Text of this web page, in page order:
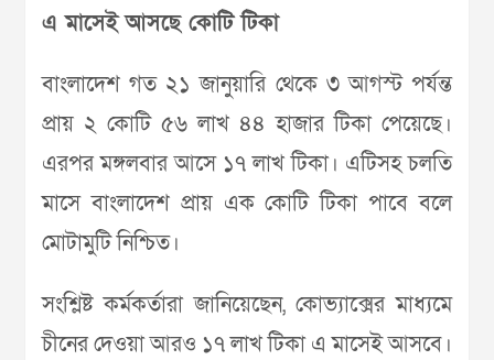
এ মাসেই আসছে কোটি টিকা
বাংলাদেশ গত ২১ জানুয়ারি থেকে ৩ আগস্ট পর্যন্ত
প্রায় ২ কোটি ৫৬ লাখ ৪৪ হাজার টিকা পেয়েছে।
এরপর মঙ্গলবার আসে ১৭ লাখ টিকা। এটিসহ চলতি
মাসে বাংলাদেশ প্রায় এক কোটি টিকা পাবে বলে
মোটামুটি নিশ্চিত।
সংশ্লিষ্ট কর্মকর্তারা জানিয়েছেন, কোভ্যাক্সের মাধ্যমে
চীনের দেওয়া আরও ১৭ লাখ টিকা এ মাসেই আসবে।